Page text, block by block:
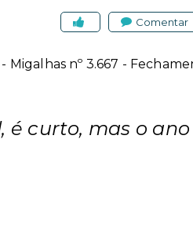
Comentar
nº 3.667 -
é curto, mas o